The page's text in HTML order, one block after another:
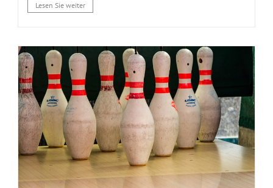
Lesen Sie weiter